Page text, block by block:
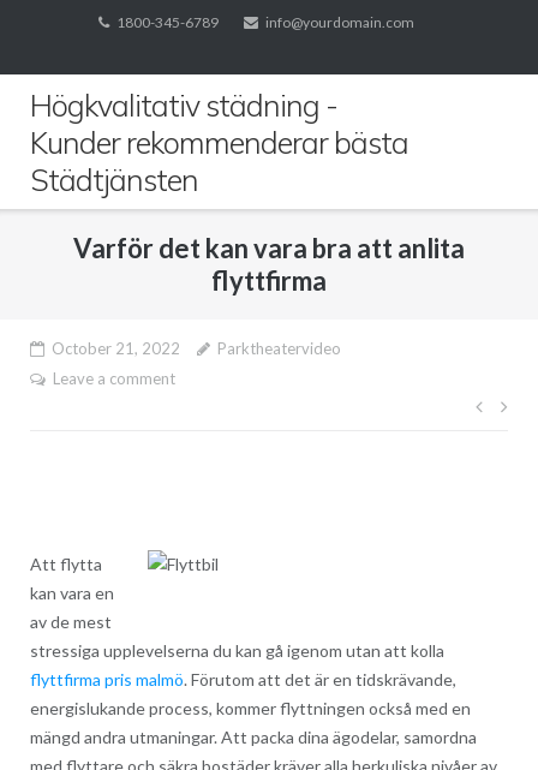
content
1800-345-6789 info@yourdomain.com
Högkvalitativ städning -
Kunder rekommenderar bästa
Städtjänsten
Varför det kan vara bra att anlita
flyttfirma
October 21, 2022
Parktheatervideo
Leave a comment
Post
Att flytta
kan vara en
av de mest
stressiga upplevelserna du kan gå igenom utan att kolla
flyttfirma pris malmö. Förutom att det är en tidskrävande,
energislukande process, kommer flyttningen också med en
mängd andra utmaningar. Att packa dina ägodelar, samordna
med flyttare och säkra bostäder kräver alla herkuliska nivåer av